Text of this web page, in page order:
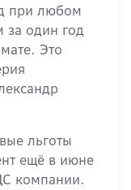
при любом
за один год
Это
льготы
ещё в июне
компании.